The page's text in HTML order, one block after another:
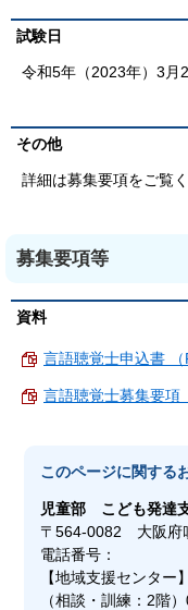
試験日
令和5年（2023年）3月
その他
詳細は募集要項をご覧く
募集要項等
資料
言語聴覚士申込書 （
言語聴覚士募集要項
このページに関する
児童部 こども発達
〒564-0082 大阪府
電話番号：
【地域支援センター】
（相談・訓練：2階